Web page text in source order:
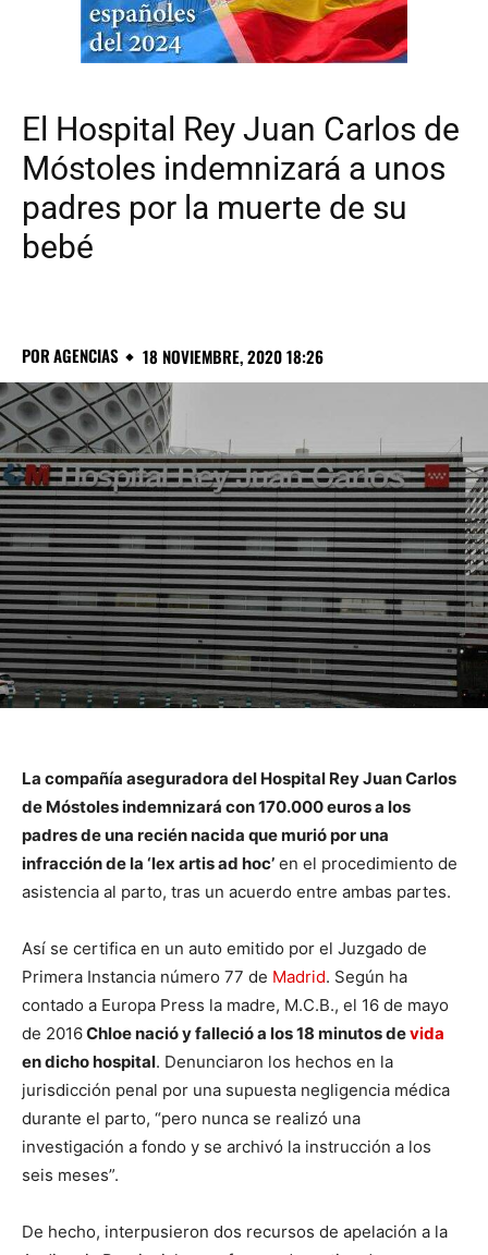
El Hospital Rey Juan Carlos de
Móstoles indemnizará a unos
padres por la muerte de su
bebé
PORAGENCIAS 18 NOVIEMBRE, 2020 18:26
La compañía aseguradora del Hospital Rey Juan Carlos
de Móstoles indemnizará con 170.000 euros a los
padres de una recién nacida que murió por una
infracción de la ‘lex artis ad hoc’ en el procedimiento de
asistencia al parto, tras un acuerdo entre ambas partes.
Así se certifica en un auto emitido por el Juzgado de
Primera Instancia número 77 de Madrid. Según ha
contado a Europa Press la madre, M.C.B., el 16 de mayo
de 2016Chloe nació y falleció a los 18 minutos devida
en dicho hospital. Denunciaron los hechos en la
jurisdicción penal por una supuesta negligencia médica
durante el parto, “pero nunca se realizó una
investigación a fondo y se archivó la instrucción a los
seis meses”.
De hecho, interpusieron dos recursos de apelación a la